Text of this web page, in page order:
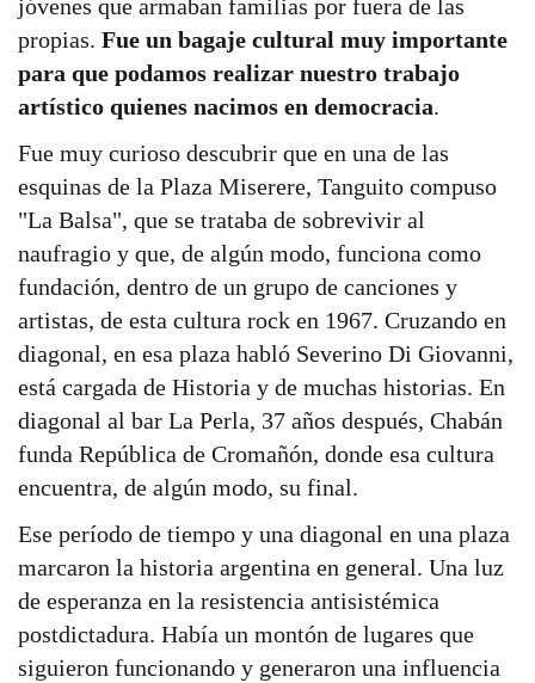
jóvenes que armaban familias por fuera de las
propias. Fue un bagaje cultural muy importante
para que podamos realizar nuestro trabajo
artístico quienes nacimos en democracia.
Fue muy curioso descubrir que en una de las
esquinas de la Plaza Miserere, Tanguito compuso
"La Balsa", que se trataba de sobrevivir al
naufragio y que, de algún modo, funciona como
fundación, dentro de un grupo de canciones y
artistas, de esta cultura rock en 1967. Cruzando en
diagonal, en esa plaza habló Severino Di Giovanni,
está cargada de Historia y de muchas historias. En
diagonal al bar La Perla, 37 años después, Chabán
funda República de Cromañón, donde esa cultura
encuentra, de algún modo, su final.
Ese período de tiempo y una diagonal en una plaza
marcaron la historia argentina en general. Una luz
de esperanza en la resistencia antisistémica
postdictadura. Había un montón de lugares que
siguieron funcionando y generaron una influencia